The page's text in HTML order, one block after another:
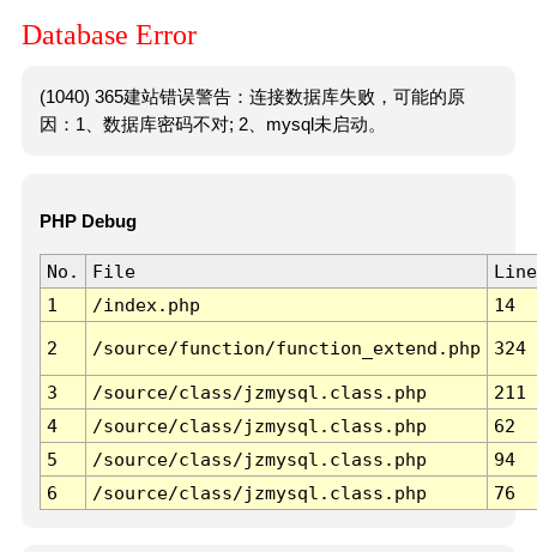
Database Error
(1040) 365建站错误警告：连接数据库失败，可能的原
因：1、数据库密码不对; 2、mysql未启动。
PHP Debug
No. File
Line
1
/index.php 14
2 /source/function/function_extend.php 324
3 /source/class/jzmysql.class.php
211
4
/source/class/jzmysql.class.php
62
5
/source/class/jzmysql.class.php
94
6
/source/class/jzmysql.class.php 76